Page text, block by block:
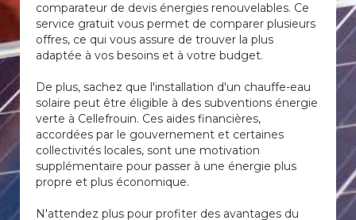
comparateur de devis énergies renouvelables. Ce
service gratuit vous permet de comparer plusieurs
offres, ce qui vous assure de trouver la plus
adaptée à vos besoins et à votre budget.
De plus, sachez que l'installation d'un chauffe-eau
solaire peut être éligible à des subventions énergie
verte à Cellefrouin. Ces aides financières,
accordées par le gouvernement et certaines
collectivités locales, sont une motivation
supplémentaire pour passer à une énergie plus
propre et plus économique.
N'attendez plus pour profiter des avantages du